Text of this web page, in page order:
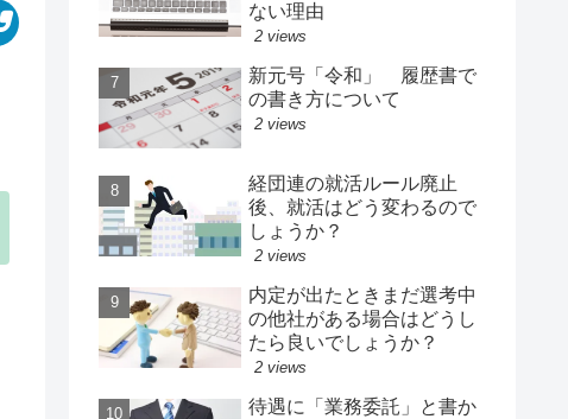
ない理由
2 views
新元号「令和」 履歴書で
の書き方について
2 views
経団連の就活ルール廃止
後、就活はどう変わるので
しょうか？
2 views
内定が出たときまだ選考中
の他社がある場合はどうし
たら良いでしょうか？
2 views
待遇に「業務委託」と書か